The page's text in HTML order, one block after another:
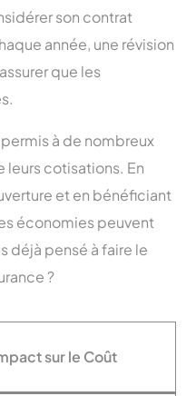
son contrat
année, une révision
que les
à de nombreux
leurs cotisations. En
et en bénéficiant
économies peuvent
déjà pensé à faire le
?
sur le Coût